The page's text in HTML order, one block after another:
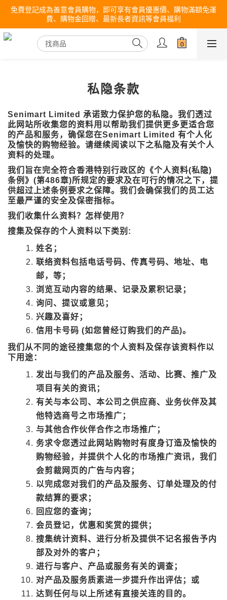
免費登記成為善意會員購物，即可享有會員優惠價、購物滿額免運
費、購物金回贈、最新長者資訊等會員福利
私隐条款
Senimart Limited 承诺致力保护您的私隐。我们透过
此网站所收集您的资料用以帮助我们提供更多更适合您
的产品和服务，确保您在Senimart Limited 有个人化
及愉快的购物经验。请继续阅读以下之私隐及有关个人
资料的处理。
我们旨在完全符合香港特别行政区的《个人资料(私隐)
条例》(第486章)所规定的要求及在可行的情况之下，提
供超过上述条例要求之保障。我们会确保我们的员工达
至最严谨的安全及保密指标。
我们收集什么资料？怎样使用？
搜集及保存的个人资料以下类别:
姓名；
联络资料包括电话号码、传真号码、地址、电
邮，等；
浏览互动内容的结果、记录及累积记录；
询问、提议或意见；
兴趣及喜好；
信用卡号码 (如您曾经订购我们的产品)。
我们从不同的途径搜集您的个人资料及保存该资料作以
下用途：
发出与我们的产品及服务、活动、比赛、推广及
项目有关的资讯；
有关与本公司、本公司之供应商、业务伙伴及其
他特选商号之市场推广；
与其他合作伙伴合作之市场推广；
务求令您透过此网站购物时有度身订造及愉快的
购物经验，并提供个人化的市场推广资讯，我们
会剪裁网页的广告与内容；
以完成您对我们的产品及服务、订单处理及的付
款结算的要求；
回应您的查询；
会员登记，优惠和奖赏的提供；
搜集统计资料、进行分析及提供不记名报告予内
部及对外的客户；
进行与客户、产品或服务有关的调查；
对产品及服务质素进一步提升作出评估；或
达到任何与以上所述有直接关连的目的。